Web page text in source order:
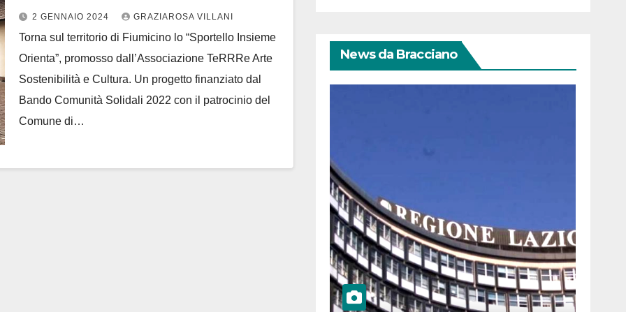
Fiumicino
2 GENNAIO 2024 GRAZIAROSA VILLANI
Torna sul territorio di Fiumicino lo “Sportello Insieme
Orienta”, promosso dall’Associazione TeRRRe Arte
Sostenibilità e Cultura. Un progetto finanziato dal
Bando Comunità Solidali 2022 con il patrocinio del
Comune di…
News da Bracciano